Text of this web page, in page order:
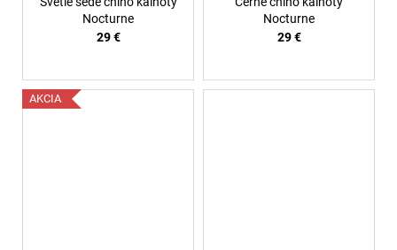
Nocturne
29 €
Nocturne
29 €
AKCIA